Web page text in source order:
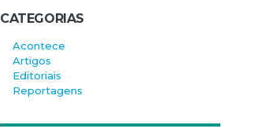
CATEGORIAS
Acontece
Artigos
Editoriais
Reportagens